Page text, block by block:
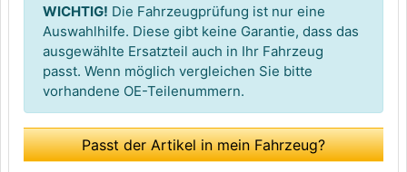
WICHTIG! Die Fahrzeugprüfung ist nur eine
Auswahlhilfe. Diese gibt keine Garantie, dass das
ausgewählte Ersatzteil auch in Ihr Fahrzeug
passt. Wenn möglich vergleichen Sie bitte
vorhandene OE-Teilenummern.
Passt der Artikel in mein Fahrzeug?